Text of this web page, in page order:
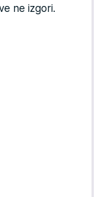
ne izgori.